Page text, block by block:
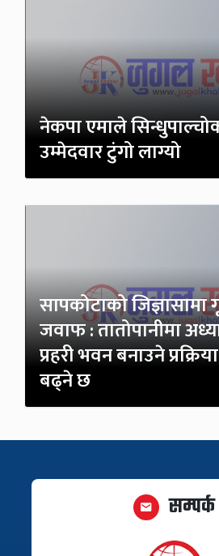
नेकपा एमाले
उम्मेदवार टुंगो लाग्यो
सापकोटाको जिज्ञासामा
जवाफ : तातोपानीमा
प्रहरी भवन बनाउने
बढ्ने छ
सम्पर्क